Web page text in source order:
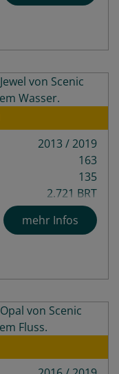
2013 / 2019
163
135
2.721 BRT
4
mehr Infos